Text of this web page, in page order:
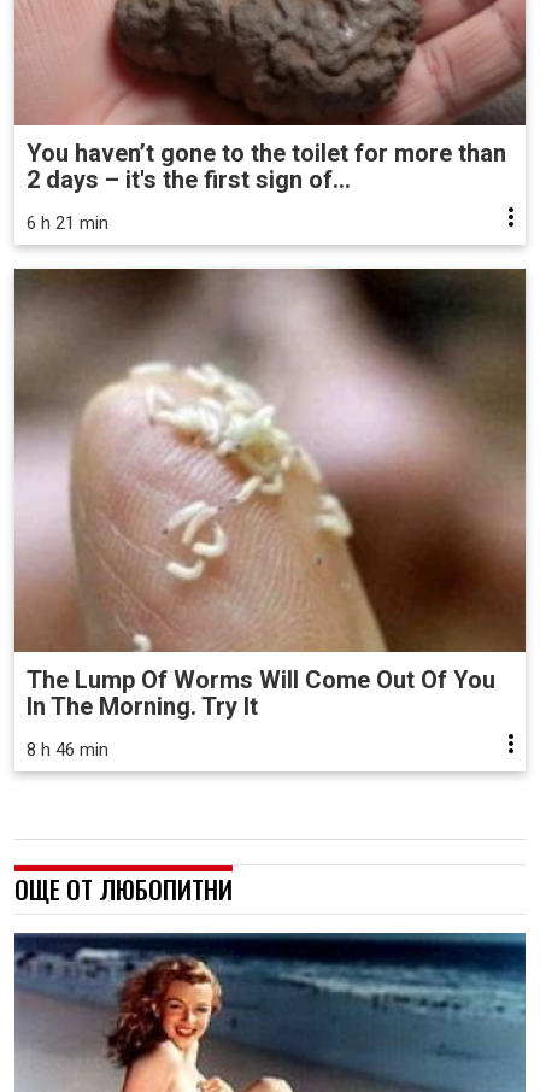
You haven’t gone to the toilet for more than
2 days – it's the first sign of...
6 h 21 min
The Lump Of Worms Will Come Out Of You
In The Morning. Try It
8 h 46 min
ОЩЕ ОТ ЛЮБОПИТНИ